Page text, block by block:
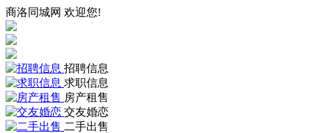
商洛同城网 欢迎您!
招聘信息
求职信息
房产租售
交友婚恋
二手出售